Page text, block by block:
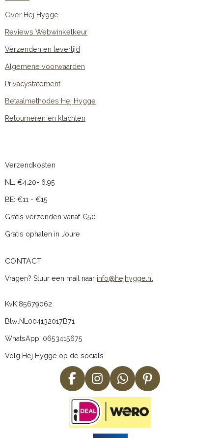
Over Hej Hygge
Reviews Webwinkelkeur
Verzenden en levertijd
Algemene voorwaarden
Privacystatement
Betaalmethodes Hej Hygge
Retourneren en klachten
Verzendkosten
NL: €4.20- 6.95
BE: €11 - €15
Gratis verzenden vanaf €50
Gratis ophalen in Joure
CONTACT
Vragen? Stuur een mail naar info@hejhygge.nl
KvK:85679062
Btw:NL004132017B71
WhatsApp; 0653415675
Volg Hej Hygge op de socials
F
a
c
e
b
I
n
s
t
a
W
h
a
t
s
P
i
n
t
e